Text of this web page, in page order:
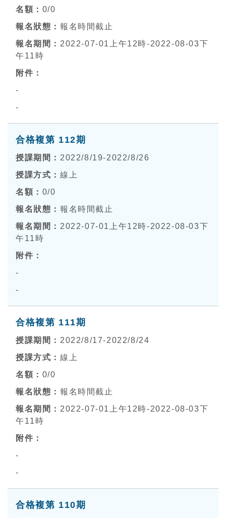
0/0
報名時間截止
2022-07-01上午12時-2022-08-03下
午11時
-
-
合格複第 112期
2022/8/19-2022/8/26
線上
0/0
報名時間截止
2022-07-01上午12時-2022-08-03下
午11時
-
-
合格複第 111期
2022/8/17-2022/8/24
線上
0/0
報名時間截止
2022-07-01上午12時-2022-08-03下
午11時
-
-
合格複第 110期